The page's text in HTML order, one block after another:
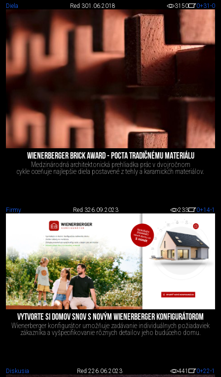
Diela Red 301.06.2018 3150 0+31 -0
WIENERBERGER BRICK AWARD - POCTA TRADIČNÉMU MATERIÁLU
Medzinárodná architektonická prehliadka prác v dvojročnom
cykle oceňuje najlepšie diela postavené z tehly a karamickćh materiálov.
Firmy Red 326.09.2023 233 0+14-1
VYTVORTE SI DOMOV SNOV S NOVÝM WIENERBERGER KONFIGURÁTOROM
Wienerberger konfigurátor umožňuje zadávanie individuálnych požiadaviek
zákazníka a vyšpecifikovanie rôznych detailov jeho budúceho domu.
Diskusia Red 226.06.2023 441 0+22-1